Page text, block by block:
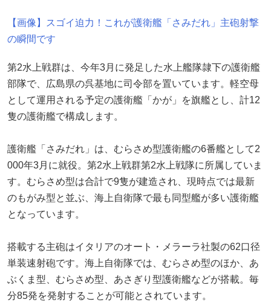
【画像】スゴイ迫力！これが護衛艦「さみだれ」主砲射撃
の瞬間です
第2水上戦群は、今年3月に発足した水上艦隊隷下の護衛艦
部隊で、広島県の呉基地に司令部を置いています。軽空母
として運用される予定の護衛艦「かが」を旗艦とし、計12
隻の護衛艦で構成します。
護衛艦「さみだれ」は、むらさめ型護衛艦の6番艦として2
000年3月に就役。第2水上戦群第2水上戦隊に所属していま
す。むらさめ型は合計で9隻が建造され、現時点では最新
のもがみ型と並ぶ、海上自衛隊で最も同型艦が多い護衛艦
となっています。
搭載する主砲はイタリアのオート・メラーラ社製の62口径
単装速射砲です。海上自衛隊では、むらさめ型のほか、あ
ぶくま型、むらさめ型、あさぎり型護衛艦などが搭載。毎
分85発を発射することが可能とされています。